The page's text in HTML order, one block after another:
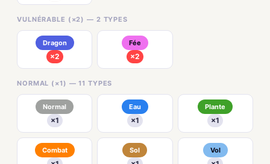
VULNÉRABLE (×2) — 2 TYPES
Dragon
×2
Fée
×2
NORMAL (×1) — 11 TYPES
Normal
×1
Eau
×1
Plante
×1
Combat Sol Vol